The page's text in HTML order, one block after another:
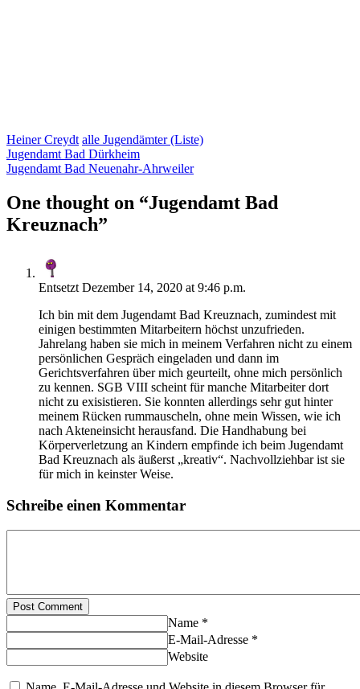
Heiner Creydt alle Jugendämter (Liste)
Jugendamt Bad Dürkheim
Jugendamt Bad Neuenahr-Ahrweiler
One thought on “Jugendamt Bad
Kreuznach”
Entsetzt Dezember 14, 2020 at 9:46 p.m.
Ich bin mit dem Jugendamt Bad Kreuznach, zumindest mit
einigen bestimmten Mitarbeitern höchst unzufrieden.
Jahrelang haben sie mich in meinem Verfahren nicht zu einem
persönlichen Gespräch eingeladen und dann im
Gerichtsverfahren über mich geurteilt, ohne mich persönlich
zu kennen. SGB VIII scheint für manche Mitarbeiter dort
nicht zu exisistieren. Sie konnten allerdings sehr gut hinter
meinem Rücken rummauscheln, ohne mein Wissen, wie ich
nach Akteneinsicht herausfand. Die Handhabung bei
Körperverletzung an Kindern empfinde ich beim Jugendamt
Bad Kreuznach als äußerst „kreativ“. Nachvollziehbar ist sie
für mich in keinster Weise.
Schreibe einen Kommentar
Post Comment
Name *
E-Mail-Adresse *
Website